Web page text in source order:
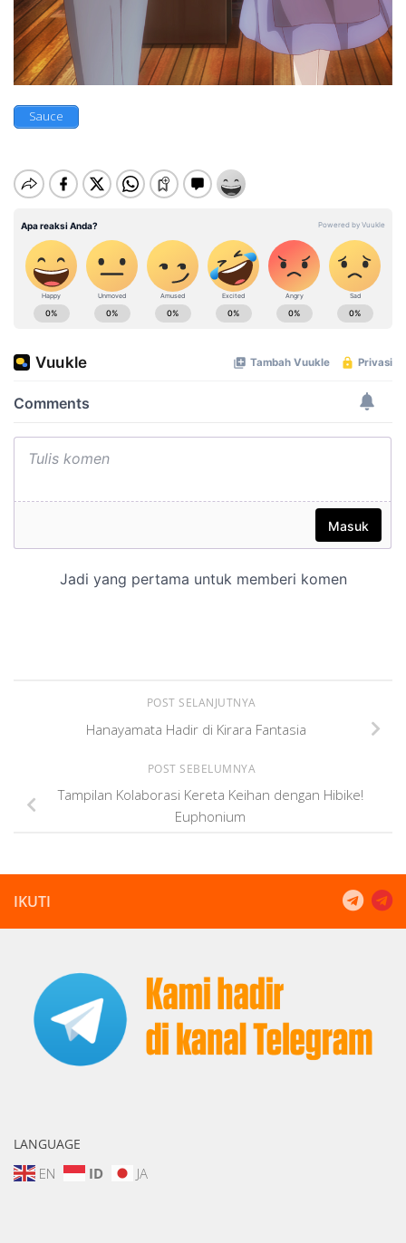
Sauce
POST SELANJUTNYA
Hanayamata Hadir di Kirara Fantasia
POST SEBELUMNYA
Tampilan Kolaborasi Kereta Keihan dengan Hibike!
Euphonium
IKUTI
LANGUAGE
EN ID JA